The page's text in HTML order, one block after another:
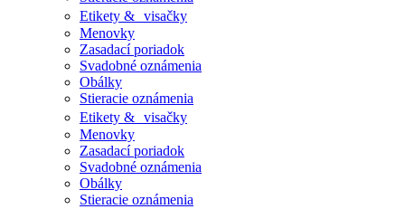
Etikety & visačky
Menovky
Zasadací poriadok
Svadobné oznámenia
Obálky
Stieracie oznámenia
Etikety & visačky
Menovky
Zasadací poriadok
Svadobné oznámenia
Obálky
Stieracie oznámenia